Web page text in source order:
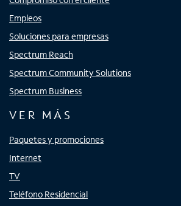
Empleos
Soluciones para empresas
Spectrum Reach
Spectrum Community Solutions
Spectrum Business
VER MÁS
Paquetes y promociones
Internet
TV
Teléfono Residencial